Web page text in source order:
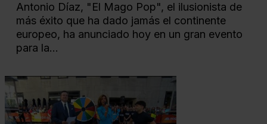
Antonio Díaz, "El Mago Pop", el ilusionista de
más éxito que ha dado jamás el continente
europeo, ha anunciado hoy en un gran evento
para la...